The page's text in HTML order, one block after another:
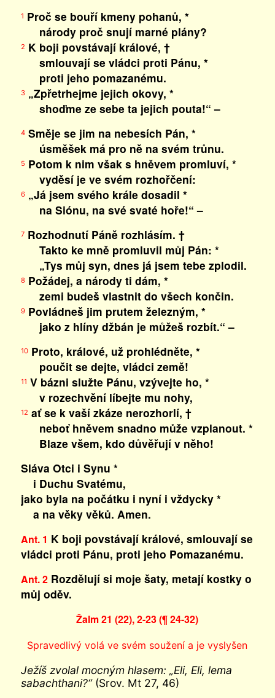
1 Proč se bouří kmeny pohanů, *
národy proč snují marné plány?
2 K boji povstávají králové, †
smlouvají se vládci proti Pánu, *
proti jeho pomazanému.
3„Zpřetrhejme jejich okovy, *
shoďme ze sebe ta jejich pouta!“ –
4Směje se jim na nebesích Pán, *
úsměšek má pro ně na svém trůnu.
5 Potom k nim však s hněvem promluví, *
vyděsí je ve svém rozhořčení:
6„Já jsem svého krále dosadil *
na Siónu, na své svaté hoře!“ –
7Rozhodnutí Páně rozhlásím. †
Takto ke mně promluvil můj Pán: *
„Tys můj syn, dnes já jsem tebe zplodil.
8 Požádej, a národy ti dám, *
zemi budeš vlastnit do všech končin.
9Povládneš jim prutem železným, *
jako z hlíny džbán je můžeš rozbít.“ –
10Proto, králové, už prohlédněte, *
poučit se dejte, vládci země!
11 V bázni služte Pánu, vzývejte ho, *
v rozechvění líbejte mu nohy,
12 ať se k vaší zkáze nerozhorlí, †
neboť hněvem snadno může vzplanout. *
Blaze všem, kdo důvěřují v něho!
Sláva Otci i Synu *
i Duchu Svatému,
jako byla na počátku i nyní i vždycky *
a na věky věků. Amen.
Ant. 1 K boji povstávají králové, smlouvají se
vládci proti Pánu, proti jeho Pomazanému.
Ant. 2Rozdělují si moje šaty, metají kostky o
můj oděv.
Žalm 21 (22), 2-23 (¶ 24-32)
Spravedlivý volá ve svém soužení a je vyslyšen
Ježíš zvolal mocným hlasem: „Eli, Eli, lema
sabachthani?“(Srov. Mt 27, 46)